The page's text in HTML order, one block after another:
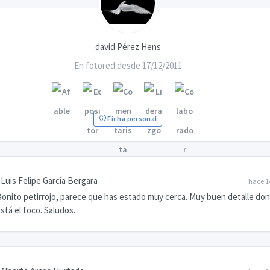
david Pérez Hens
En fotored desde 17/12/2011
Ficha personal
hace
Luis Felipe García Bergara
petirrojo, parece que has estado muy cerca. Muy buen detalle
el foco. Saludos.